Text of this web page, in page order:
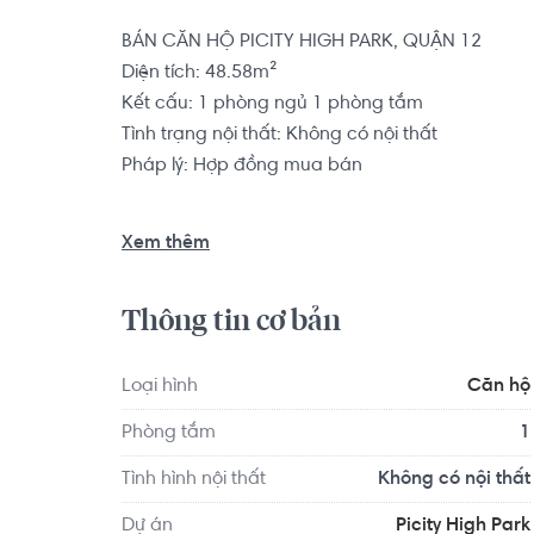
BÁN CĂN HỘ PICITY HIGH PARK, QUẬN 12
Diện tích: 48.58m²
Kết cấu: 1 phòng ngủ 1 phòng tắm
Tình trạng nội thất: Không có nội thất
Pháp lý: Hợp đồng mua bán
Bình Dương.
Căn hộ có vị trí cách Trường Quốc tế Thành
cách Saint Ange French International School
thao Hoa Lư khoảng 9.6km, Sân Bóng đá Mini
với đầy đủ các tiện ích về y tế, giáo dục và giải trí.
Xem thêm
Thông tin cơ bản
Loại hình Căn hộ
Phòng tắm 1
Tình hình nội thất Không có nội thất
Dự án Picity High Park